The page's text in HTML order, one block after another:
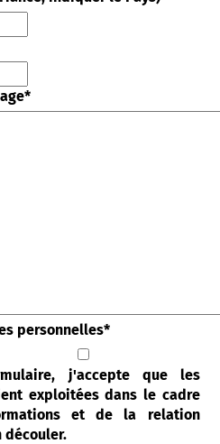
*
personnelles*
j'accepte que les
exploitées dans le cadre
et de la relation
découler.